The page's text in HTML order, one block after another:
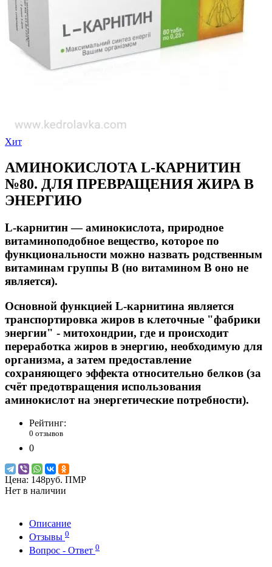
Хит
АМИНОКИСЛОТА L-КАРНИТИН
№80. ДЛЯ ПРЕВРАЩЕНИЯ ЖИРА В
ЭНЕРГИЮ
L-карнитин — аминокислота, природное
витаминоподобное вещество, которое по
функциональности можно назвать родственным
витаминам группы В (но витамином В оно не
является).
Основной функцией L-карнитина является
транспортировка жиров в клеточные "фабрики
энергии" - митохондрии, где и происходит
переработка жиров в энергию, необходимую для
организма, а затем предоставление
сохраняющего эффекта относительно белков (за
счёт предотвращения использования
аминокислот на энергетические потребности).
Рейтинг:
0 отзывов
0
Цена: 148руб. ПМР
Нет в наличии
Описание
Отзывы 0
Вопрос - Ответ 0